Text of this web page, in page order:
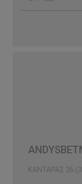
ΚΑΝΤΑΡΑΣ 36